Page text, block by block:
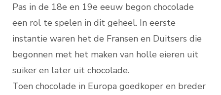
Pas in de 18e en 19e eeuw begon chocolade
een rol te spelen in dit geheel. In eerste
instantie waren het de Fransen en Duitsers die
begonnen met het maken van holle eieren uit
suiker en later uit chocolade.
Toen chocolade in Europa goedkoper en breder